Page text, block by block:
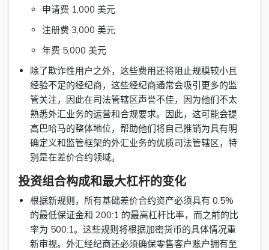
申请费 1,000 美元
注册费 3,000 美元
年费 5,000 美元
除了欺诈性用户之外，这些费用还将阻止规模较小且
经验不足的经纪商，这些经纪商通常会吸引更多的监
管关注，因此在司法管辖区声誉不佳，因为他们不太
熟悉外汇业务的运营和合规要求。因此，这可能会提
高巴哈马的整体地位，帮助他们将自己推销为具有明
确定义和监管框架的外汇业务的优质司法管辖区，特
别是在差价合约领域。
投资组合构成和最大杠杆的变化
根据新规则，所有基础差价合约资产必须具有 0.5%
的最低保证金和 200:1 的最高杠杆比率，而之前的比
率为 500:1。这些规则将根据加密货币的具体情况重
新审视。外汇经纪商还必须确保零售客户账户拥有至